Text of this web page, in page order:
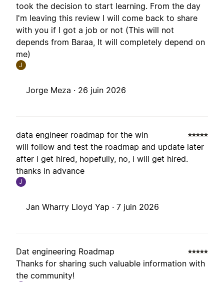
took the decision to start learning. From the day
I'm leaving this review I will come back to share
with you if I got a job or not (This will not
depends from Baraa, It will completely depend on
me)
J
Jorge Meza · 26 juin 2026
data engineer roadmap for the win
will follow and test the roadmap and update later
after i get hired, hopefully, no, i will get hired.
thanks in advance
J
Jan Wharry Lloyd Yap · 7 juin 2026
Dat engineering Roadmap
Thanks for sharing such valuable information with
the community!